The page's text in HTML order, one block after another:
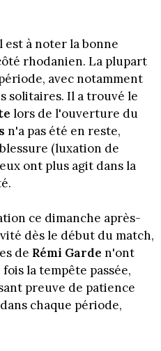
à noter la bonne
rhodanien. La plupart
avec notamment
solitaires. Il a trouvé le
lors de l'ouverture du
n'a pas été en reste,
(luxation de
ont plus agit dans la
ce dimanche après-
dès le début du match,
de Rémi Garde n'ont
la tempête passée,
preuve de patience
chaque période,